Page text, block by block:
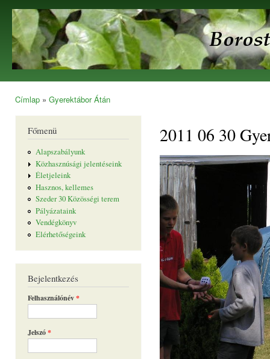
Borostyán
Egyesület
Címlap » Gyerektábor Átán
Főmenü
Alapszabályunk
Közhasznúsági jelentéseink
Életjeleink
Hasznos, kellemes
Szeder 30 Közösségi terem
Pályázataink
Vendégkönyv
Elérhetőségeink
Bejelentkezés
Felhasználónév*
Jelszó*
2011 06 30